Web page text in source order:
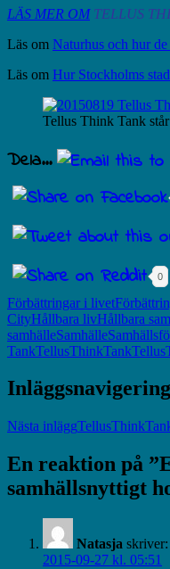
LÄS MER OMTELLUS
Läs om Naturhus och hur
Läs om Hur Stockholms
Tellus Think Tank
Dela...
0
Förbättringar i livet
CityHållbara livHållbara
samhälleSamhälle
TankTellusThinkTank
Inläggsnavigering
Nästa inlägg
En reaktion på
samhällsnyttigt
Natasja skriver:
2015-09-27 kl. 05:51